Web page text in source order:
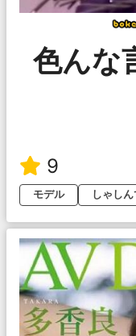
色んな
9
モデル
しゃし